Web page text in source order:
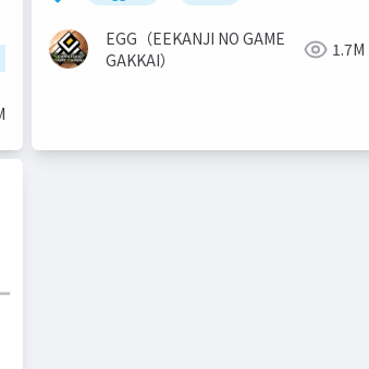
dc2 研究費 キャリア
EGG（EEKANJI NO GAME
GAKKAI）
1.7M